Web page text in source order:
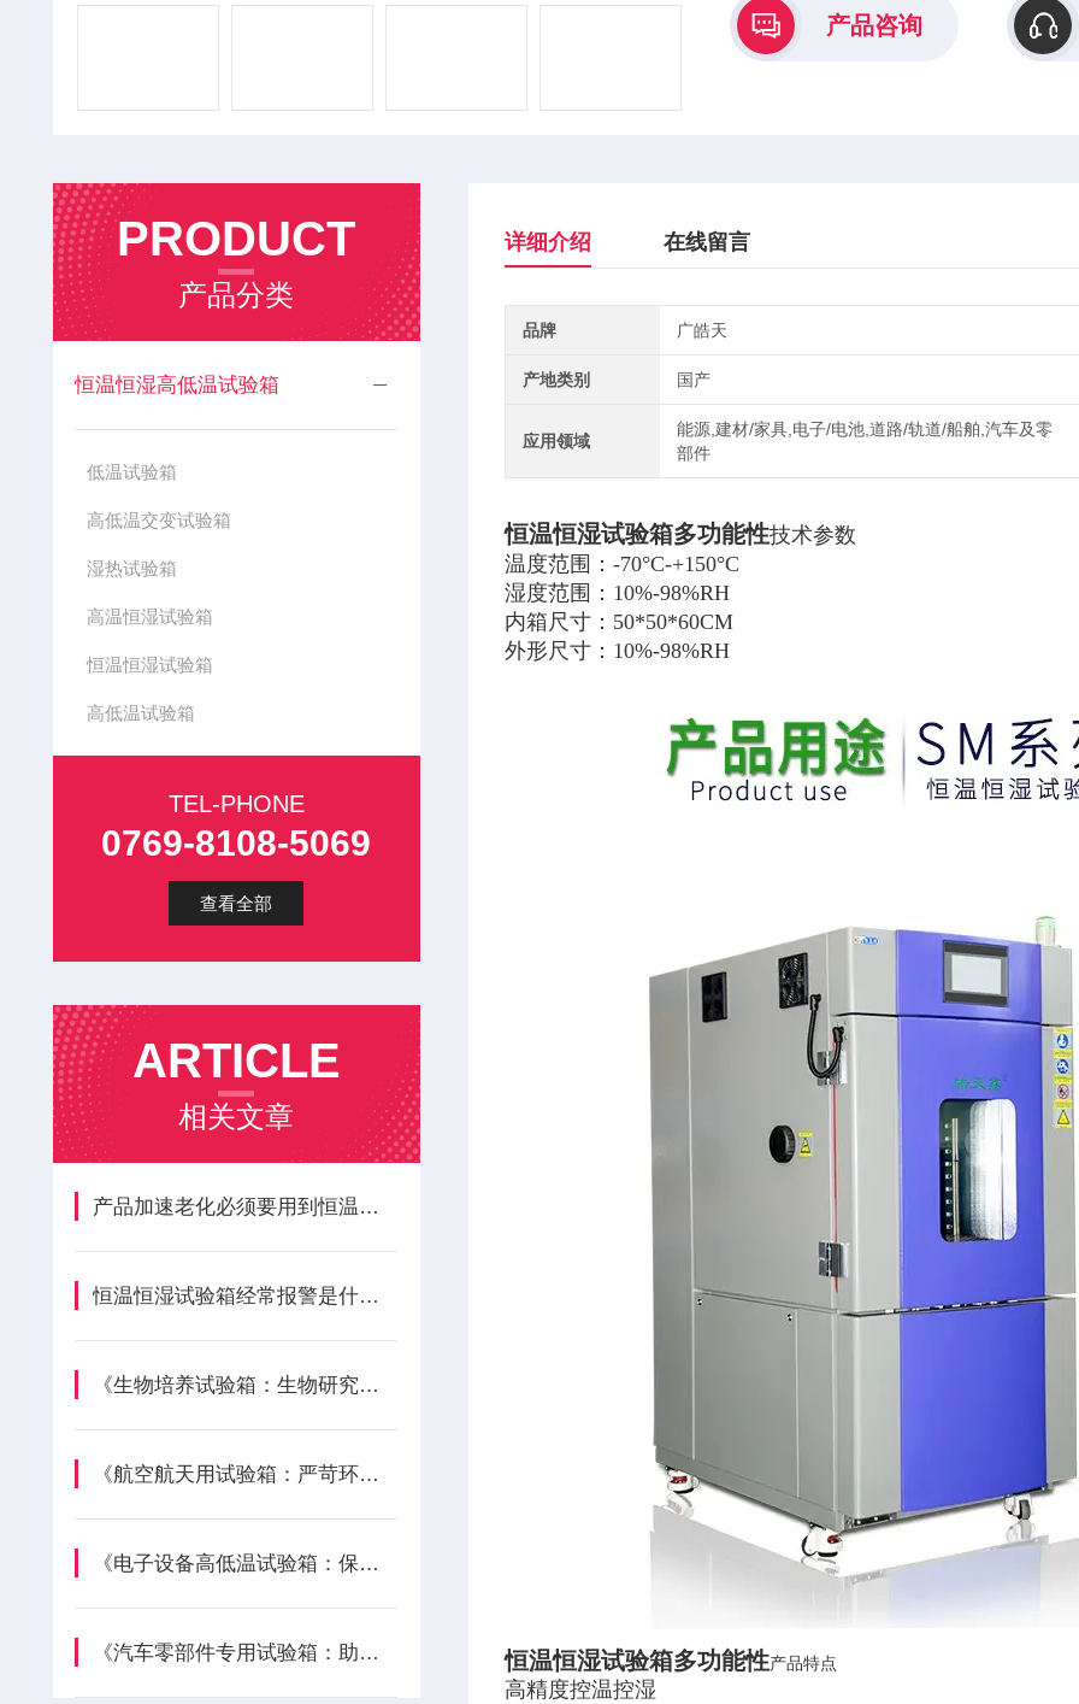
产品咨询
PRODUCT
产品分类
恒温恒湿高低温试验箱
低温试验箱
高低温交变试验箱
湿热试验箱
高温恒湿试验箱
恒温恒湿试验箱
高低温试验箱
TEL-PHONE
0769-8108-5069
查看全部
ARTICLE
相关文章
产品加速老化必须要用到恒温恒湿试验箱设备吗？
恒温恒湿试验箱经常报警是什么原因
《生物培养试验箱：生物研究的重要温床》
《航空航天用试验箱：严苛环境下的性能验证》
《电子设备高低温试验箱：保障电子产品稳定性》
《汽车零部件专用试验箱：助力汽车产业质量提升》
详细介绍 在线留言
品牌 广皓天
产地类别 国产
应用领域
能源,建材/家具,电子/电池,道路/轨道/船舶,汽车及零
部件
恒温恒湿试验箱多功能性技术参数
温度范围：-70°C-+150°C
湿度范围：10%-98%RH
内箱尺寸：50*50*60CM
外形尺寸：10%-98%RH
恒温恒湿试验箱多功能性产品特点
高精度控温控湿